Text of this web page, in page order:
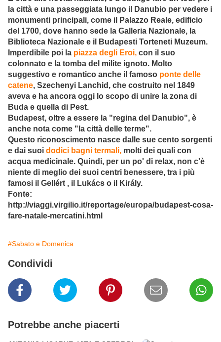
la città e una passeggiata lungo il Danubio per vedere i
monumenti principali, come il Palazzo Reale, edificio
del 1700, dove hanno sede la Galleria Nazionale, la
Biblioteca Nazionale e il Budapesti Torteneti Muzeum.
Imperdibile poi la piazza degli Eroi, con il suo
colonnato e la tomba del milite ignoto. Molto
suggestivo e romantico anche il famoso ponte delle
catene, Szechenyi Lanchid, che costruito nel 1849
aveva e ha ancora oggi lo scopo di unire la zona di
Buda e quella di Pest.
Budapest, oltre a essere la "regina del Danubio", è
anche nota come "la città delle terme".
Questo riconoscimento nasce dalle sue cento sorgenti
e dai suoi dodici bagni termali, molti dei quali con
acqua medicinale. Quindi, per un po' di relax, non c'è
niente di meglio dei suoi centri benessere, tra i più
famosi il Gellért , il Lukács o il Király.
Fonte:
http://viaggi.virgilio.it/reportage/europa/budapest-cosa-
fare-natale-mercatini.html
#Sabato e Domenica
Condividi
Potrebbe anche piacerti